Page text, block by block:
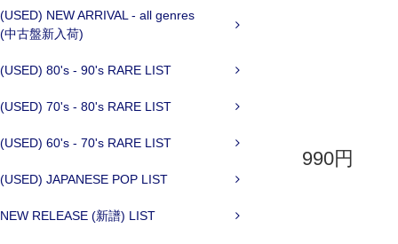
(USED) NEW ARRIVAL - all genres
(中古盤新入荷)
(USED) 80's - 90's RARE LIST
(USED) 70's - 80's RARE LIST
(USED) 60's - 70's RARE LIST
(USED) JAPANESE POP LIST
NEW RELEASE (新譜) LIST
990円